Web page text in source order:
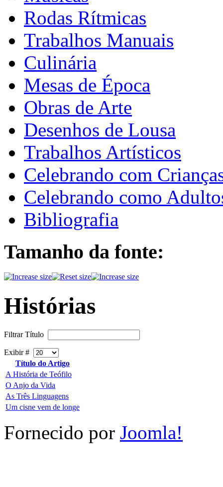
Rodas Rítmicas
Trabalhos Manuais
Culinária
Mesas de Época
Obras de Arte
Desenhos de Lousa
Trabalhos Artísticos
Celebrando com
Celebrando como
Bibliografia
Tamanho da fonte:
Histórias
Filtrar Título
Exibir #
Título do Artigo
A História de Teófilo
O Anjo da Vida
As Três Linguagens
Um cisne vem de longe
Fornecido por Joomla!